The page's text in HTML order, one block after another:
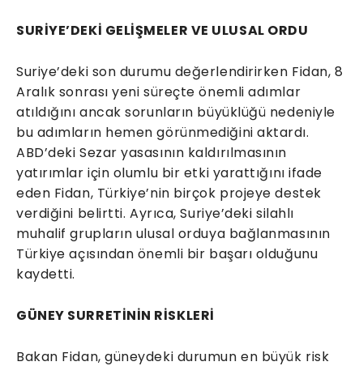
SURİYE’DEKİ GELİŞMELER VE ULUSAL ORDU
Suriye’deki son durumu değerlendirirken Fidan, 8
Aralık sonrası yeni süreçte önemli adımlar
atıldığını ancak sorunların büyüklüğü nedeniyle
bu adımların hemen görünmediğini aktardı.
ABD’deki Sezar yasasının kaldırılmasının
yatırımlar için olumlu bir etki yarattığını ifade
eden Fidan, Türkiye’nin birçok projeye destek
verdiğini belirtti. Ayrıca, Suriye’deki silahlı
muhalif grupların ulusal orduya bağlanmasının
Türkiye açısından önemli bir başarı olduğunu
kaydetti.
GÜNEY SURRETİNİN RİSKLERİ
Bakan Fidan, güneydeki durumun en büyük risk